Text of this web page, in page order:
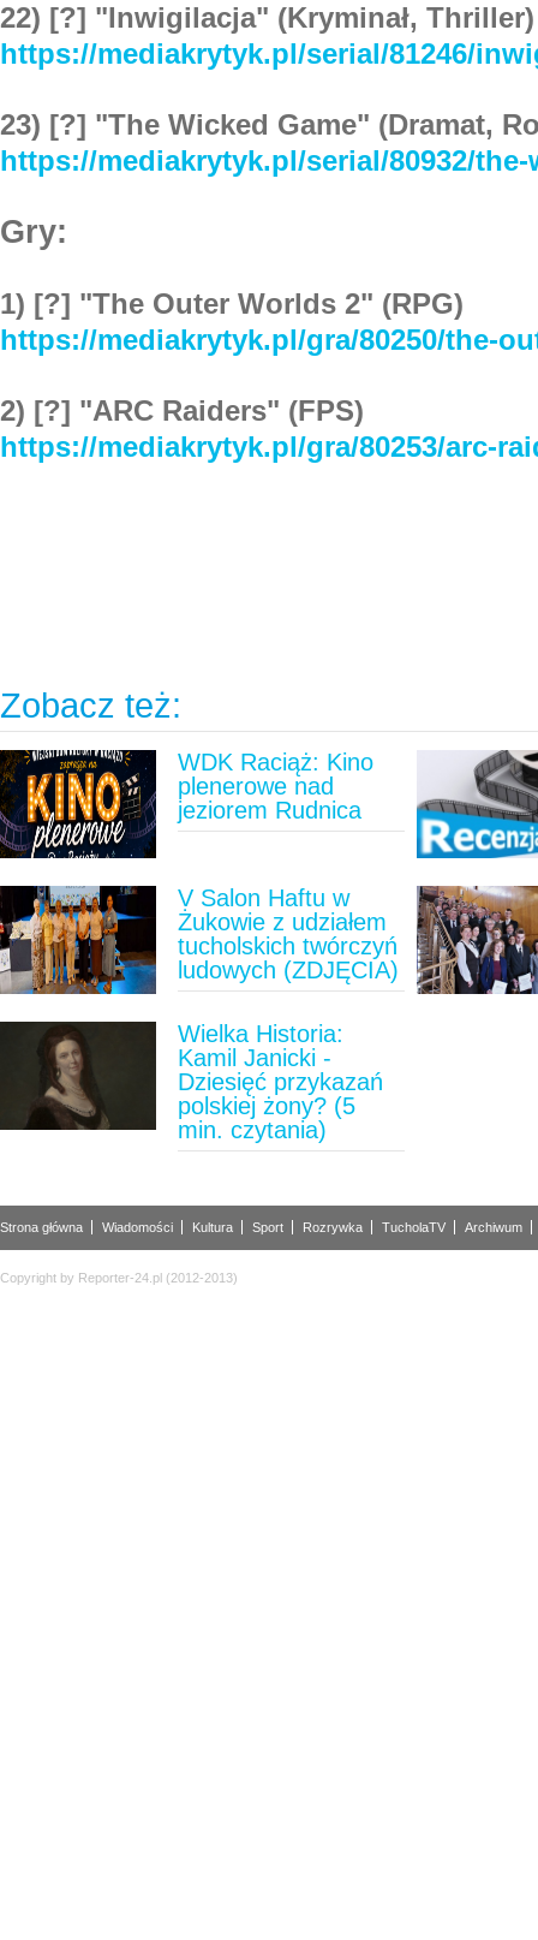
22) [?] "Inwigilacja" (Kryminał, Thriller)
https://mediakrytyk.pl/serial/81246/
23) [?] "The Wicked Game" (Dramat,
https://mediakrytyk.pl/serial/80932/the-
Gry:
1) [?] "The Outer Worlds 2" (RPG)
https://mediakrytyk.pl/gra/80250/the-
2) [?] "ARC Raiders" (FPS)
https://mediakrytyk.pl/gra/80253/arc-
Zobacz też:
WDK Raciąż: Kino
plenerowe nad
jeziorem Rudnica
V Salon Haftu w
Żukowie z udziałem
tucholskich twórczyń
ludowych (ZDJĘCIA)
Wielka Historia:
Kamil Janicki -
Dziesięć przykazań
polskiej żony? (5
min. czytania)
Strona główna Wiadomości Kultura Sport Rozrywka TucholaTV Archiwum
Copyright by Reporter-24.pl (2012-2013)